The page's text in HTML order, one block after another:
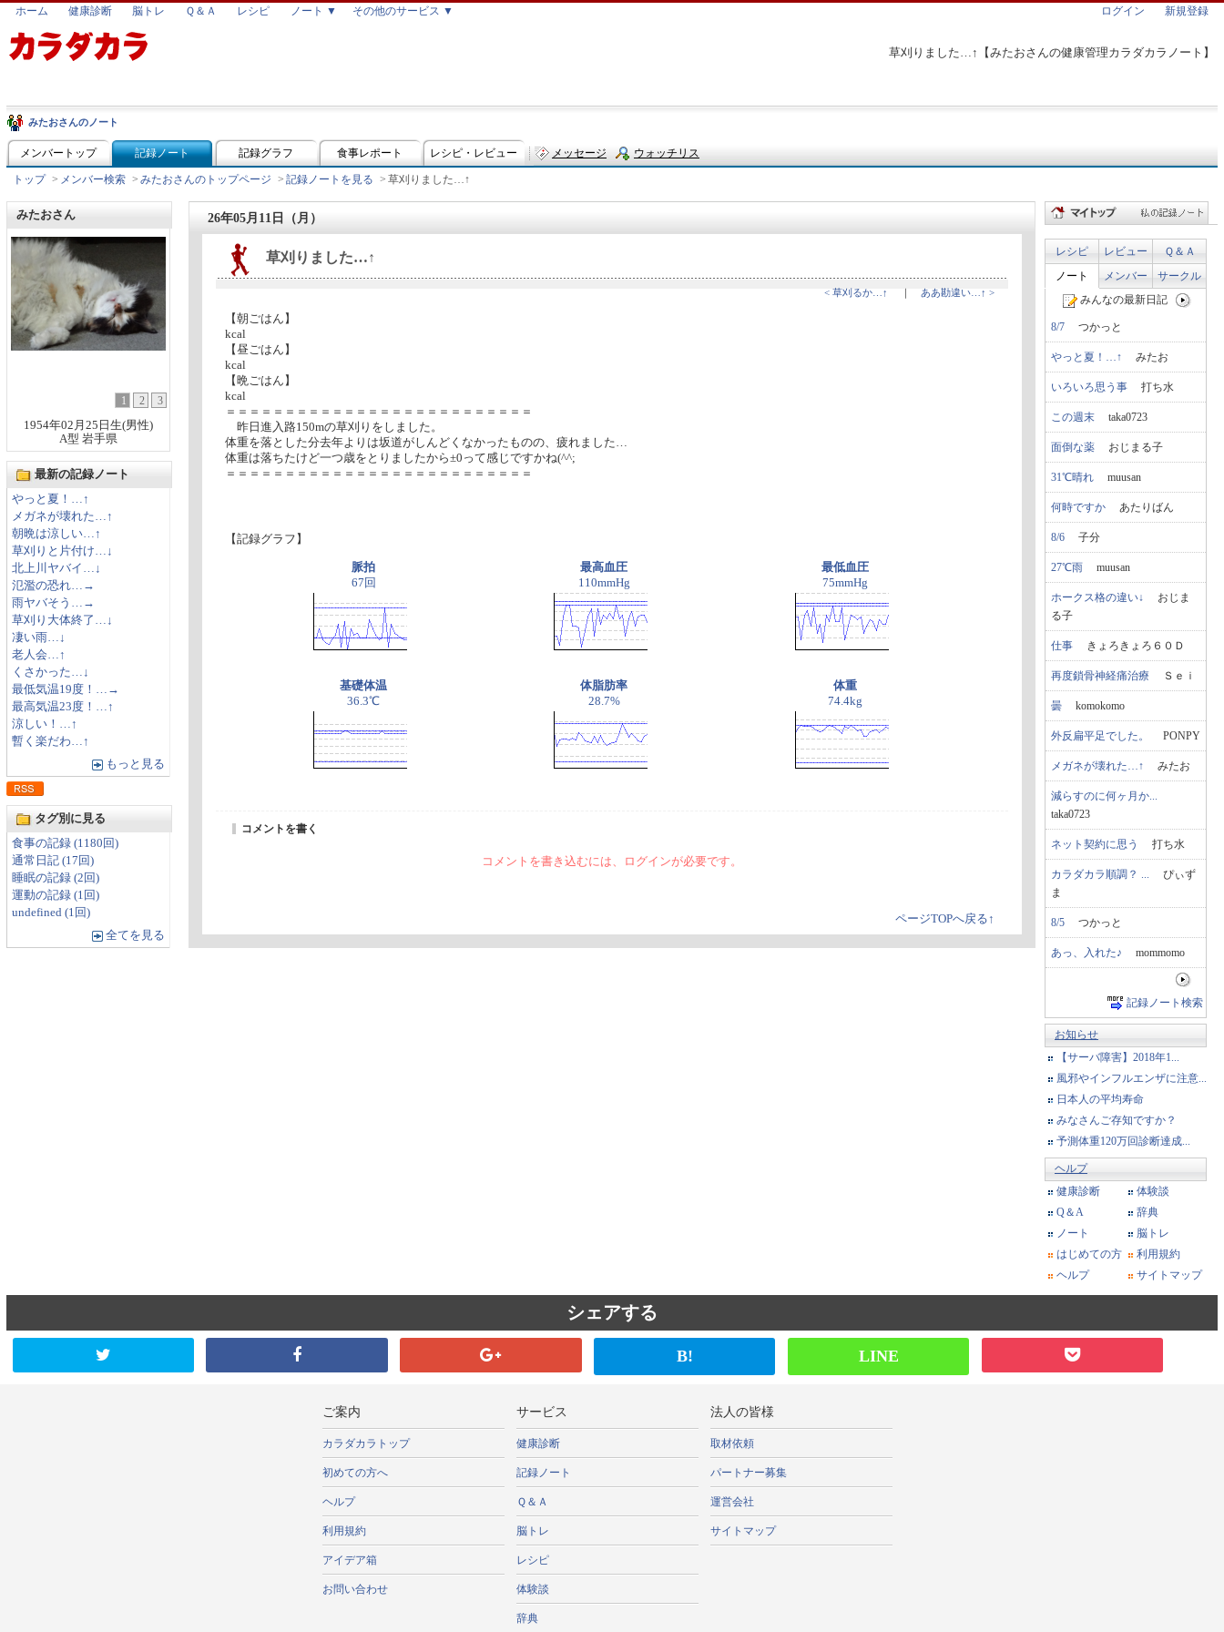
草刈りました…↑【みたおさんの健康管理カラダカラノート】
ホーム 健康診断 脳トレ Ｑ＆Ａ レシピ ノート ▼ その他のサービス ▼ ログイン 新規登録
みたおさんのノート
メンバートップ 記録ノート 記録グラフ 食事レポート レシピ・レビュー メッセージ ウォッチリス
トップ > メンバー検索 > みたおさんのトップページ > 記録ノートを見る > 草刈りました…↑
みたおさん
1 2
3
1954年02月25日生(男性)
A型 岩手県
最新の記録ノート
やっと夏！…↑
メガネが壊れた…↑
朝晩は涼しい…↑
草刈りと片付け…↓
北上川ヤバイ…↓
氾濫の恐れ…→
雨ヤバそう…→
草刈り大体終了…↓
凄い雨…↓
老人会…↑
くさかった…↓
最低気温19度！…→
最高気温23度！…↑
涼しい！…↑
暫く楽だわ…↑
もっと見る
タグ別に見る
食事の記録 (1180回)
通常日記 (17回)
睡眠の記録 (2回)
運動の記録 (1回)
undefined (1回)
全てを見る
26年05月11日（月）
草刈りました…↑
< 草刈るか…↑ ｜ ああ勘違い…↑ >
【朝ごはん】
kcal
【昼ごはん】
kcal
【晩ごはん】
kcal
＝＝＝＝＝＝＝＝＝＝＝＝＝＝＝＝＝＝＝＝＝＝＝＝＝＝
昨日進入路150mの草刈りをしました。
体重を落とした分去年よりは坂道がしんどくなかったものの、疲れました…
体重は落ちたけど一つ歳をとりましたから±0って感じですかね(^^;
＝＝＝＝＝＝＝＝＝＝＝＝＝＝＝＝＝＝＝＝＝＝＝＝＝＝
【記録グラフ】
脈拍
67回
最高血圧
110mmHg
最低血圧
75mmHg
基礎体温
36.3℃
体脂肪率
28.7%
体重
74.4kg
コメントを書く
コメントを書き込むには、ログインが必要です。
ページTOPへ戻る↑
レシピ レビュー
Ｑ＆Ａ
ノート
メンバー
サークル
みんなの最新日記
8/7 つかっと
やっと夏！…↑ みたお
いろいろ思う事 打ち水
この週末 taka0723
面倒な薬 おじまる子
31℃晴れ muusan
何時ですか あたりばん
8/6 子分
27℃雨 muusan
ホークス格の違い↓ おじま
る子
仕事 きょろきょろ６０Ｄ
再度鎖骨神経痛治療 Ｓｅｉ
曇 komokomo
外反扁平足でした。 PONPY
メガネが壊れた…↑ みたお
減らすのに何ヶ月か...
taka0723
ネット契約に思う 打ち水
カラダカラ順調？ ... ぴぃず
ま
8/5 つかっと
あっ、入れた♪ mommomo
記録ノート検索
お知らせ
【サーバ障害】2018年1...
風邪やインフルエンザに注意...
日本人の平均寿命
みなさんご存知ですか？
予測体重120万回診断達成...
ヘルプ
健康診断
体験談
Q＆A
辞典
ノート
脳トレ
はじめての方
利用規約
ヘルプ
サイトマップ
シェアする
B! LINE
ご案内
カラダカラトップ
初めての方へ
ヘルプ
利用規約
アイデア箱
お問い合わせ
サービス
健康診断
記録ノート
Ｑ＆Ａ
脳トレ
レシピ
体験談
辞典
法人の皆様
取材依頼
パートナー募集
運営会社
サイトマップ